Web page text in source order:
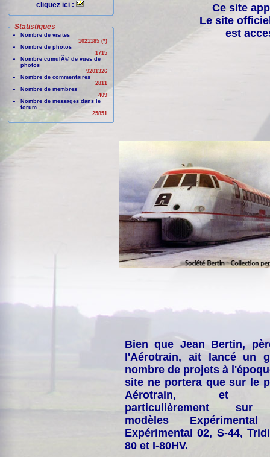
cliquez ici :
Statistiques
Nombre de visites
1021185 (*)
Nombre de photos
1715
Nombre cumulÃ© de vues de
photos
9201326
Nombre de commentaires
2811
Nombre de membres
409
Nombre de messages dans le
forum
25851
Ce site
Le site
est
Bien que Jean Bertin,
l'Aérotrain, ait lancé un
nombre de projets à
site ne portera que sur le
Aérotrain, et
particulièrement
modèles
Expérimental 02, S-44,
80 et I-80HV.